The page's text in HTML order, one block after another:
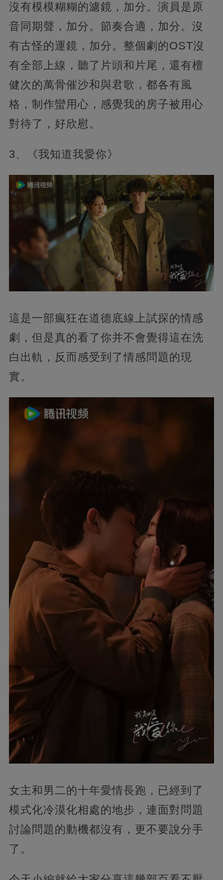
沒有模模糊糊的濾鏡，加分。演員是原
音同期聲，加分。節奏合適，加分。沒
有古怪的運鏡，加分。整個劇的OST沒
有全部上線，聽了片頭和片尾，還有檀
健次的萬骨催沙和與君歌，都各有風
格，制作蠻用心，感覺我的房子被用心
對待了，好欣慰。
3、《我知道我愛你》
這是一部瘋狂在道德底線上試探的情感
劇，但是真的看了你并不會覺得這在洗
白出軌，反而感受到了情感問題的現
實。
女主和男二的十年愛情長跑，已經到了
模式化冷漠化相處的地步，連面對問題
討論問題的動機都沒有，更不要說分手
了。